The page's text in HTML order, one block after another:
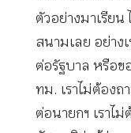
ตัวอย่างมาเรียน
สนามเลย อย่าง
ต่อรัฐบาล หรือข
ทม. เราไม่ต้อง
ต่อนายกฯ เราไ